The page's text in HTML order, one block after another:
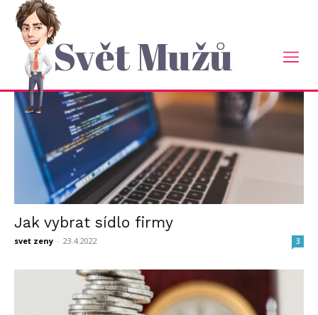
Svět Mužů
Domů 2022
Měsíční Archiv: Duben 2022
Jak vybrat sídlo firmy
svet zeny - 23.4.2022 3